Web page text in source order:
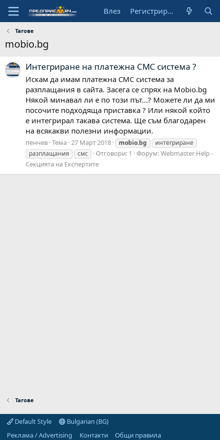
Влез Регистрирай се
Тагове
mobio.bg
Интегриране на платежна СМС система ?
Искам да имам платежна СМС система за
разплащания в сайта. Засега се спрях на Mobio.bg
Някой минавал ли е по този път...? Можете ли да ми
посочите подходяща приставка ? Или някой който
е интегрирал такава система. Ще съм благодарен
на всякакви полезни информации.
пенчев Тема 27 Март 2018 mobio.bg
интегриране
разплащания
смс Отговори: 1 Форум:Webmaster Help -
Секцията на Експертите
Тагове
Default Style
Bulgarian (BG)
Реклама / Advertising
Контакти
Общи правила